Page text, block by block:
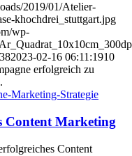
2019/01/Atelier-
khochdrei_stuttgart.jpg
wp-
2023-02-16 06:11:1910
erfolgreich zu
Content Marketing
Content